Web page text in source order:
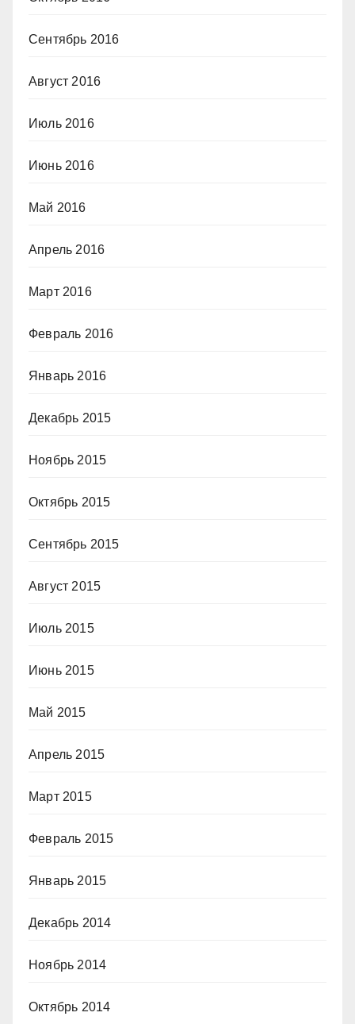
Сентябрь 2016
Август 2016
Июль 2016
Июнь 2016
Май 2016
Апрель 2016
Март 2016
Февраль 2016
Январь 2016
Декабрь 2015
Ноябрь 2015
Октябрь 2015
Сентябрь 2015
Август 2015
Июль 2015
Июнь 2015
Май 2015
Апрель 2015
Март 2015
Февраль 2015
Январь 2015
Декабрь 2014
Ноябрь 2014
Октябрь 2014